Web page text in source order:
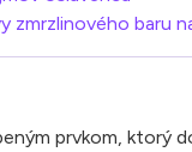
zmrzlinového baru
prvkom, ktorý